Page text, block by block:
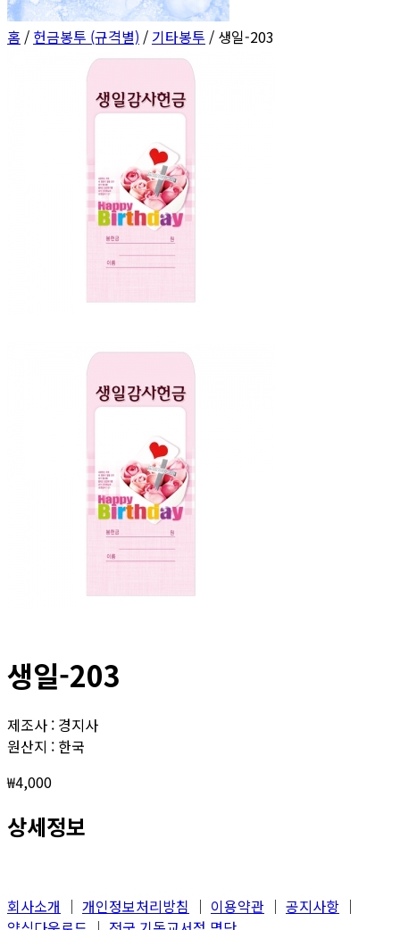
홈 / 헌금봉투 (규격별) / 기타봉투 / 생일-203
생일-203
제조사 : 경지사
원산지 : 한국
₩4,000
상세정보
회사소개 │ 개인정보처리방침 │ 이용약관 │ 공지사항 │